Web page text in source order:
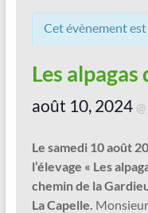
de
la
Sambre
dans
tous
états
Cet évènement est
Les
août 10, 2024 @
Le samedi 10 août
l’élevage « Les
chemin de la
La Capelle.